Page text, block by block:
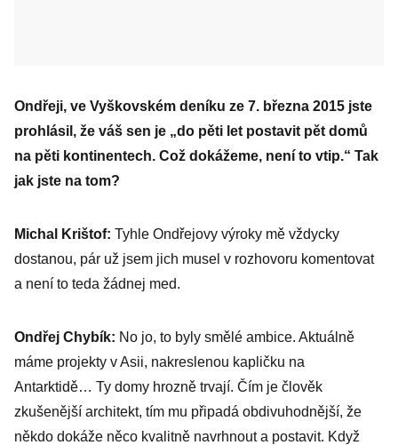
Ondřeji, ve Vyškovském deníku ze 7. března 2015 jste
prohlásil, že váš sen je „do pěti let postavit pět domů
na pěti kontinentech. Což dokážeme, není to vtip.“ Tak
jak jste na tom?
Michal Krištof: Tyhle Ondřejovy výroky mě vždycky
dostanou, pár už jsem jich musel v rozhovoru komentovat
a není to teda žádnej med.
Ondřej Chybík: No jo, to byly smělé ambice. Aktuálně
máme projekty v Asii, nakreslenou kapličku na
Antarktidě… Ty domy hrozně trvají. Čím je člověk
zkušenější architekt, tím mu připadá obdivuhodnější, že
někdo dokáže něco kvalitně navrhnout a postavit. Když